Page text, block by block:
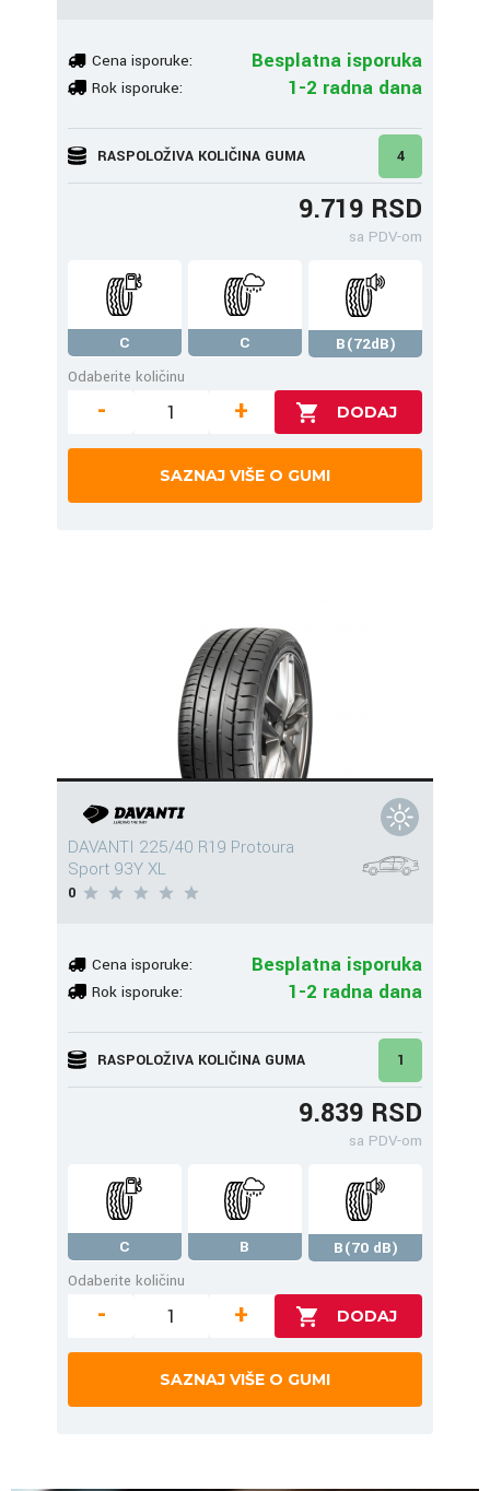
Cena isporuke: Besplatna isporuka
Rok isporuke: 1-2 radna dana
RASPOLOŽIVA KOLIČINA GUMA 4
9.719 RSD
sa PDV-om
C C
B(72dB)
Odaberite količinu
- +
SAZNAJ VIŠE O GUMI
DAVANTI 225/40 R19 Protoura
Sport 93Y XL
0
Cena isporuke: Besplatna isporuka
Rok isporuke: 1-2 radna dana
RASPOLOŽIVA KOLIČINA GUMA 1
9.839 RSD
sa PDV-om
C B
B(70 dB)
Odaberite količinu
- +
SAZNAJ VIŠE O GUMI